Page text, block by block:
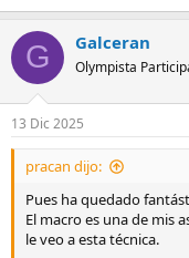
G Galceran
Olympista
13 Dic 2025
pracan dijo:
Pues ha quedado
El macro es una de mis
le veo a esta técnica.